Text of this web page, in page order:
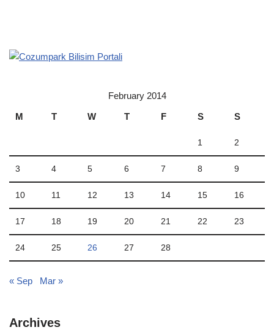
February 2014
M
T W T F S S
1 2
3 4 5 6 7 8 9
10 11 12 13 14 15 16
17 18 19 20 21 22 23
24 25 26 27 28
« Sep Mar »
Archives